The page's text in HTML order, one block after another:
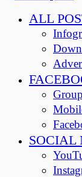
ALL
Group
SOCIAL